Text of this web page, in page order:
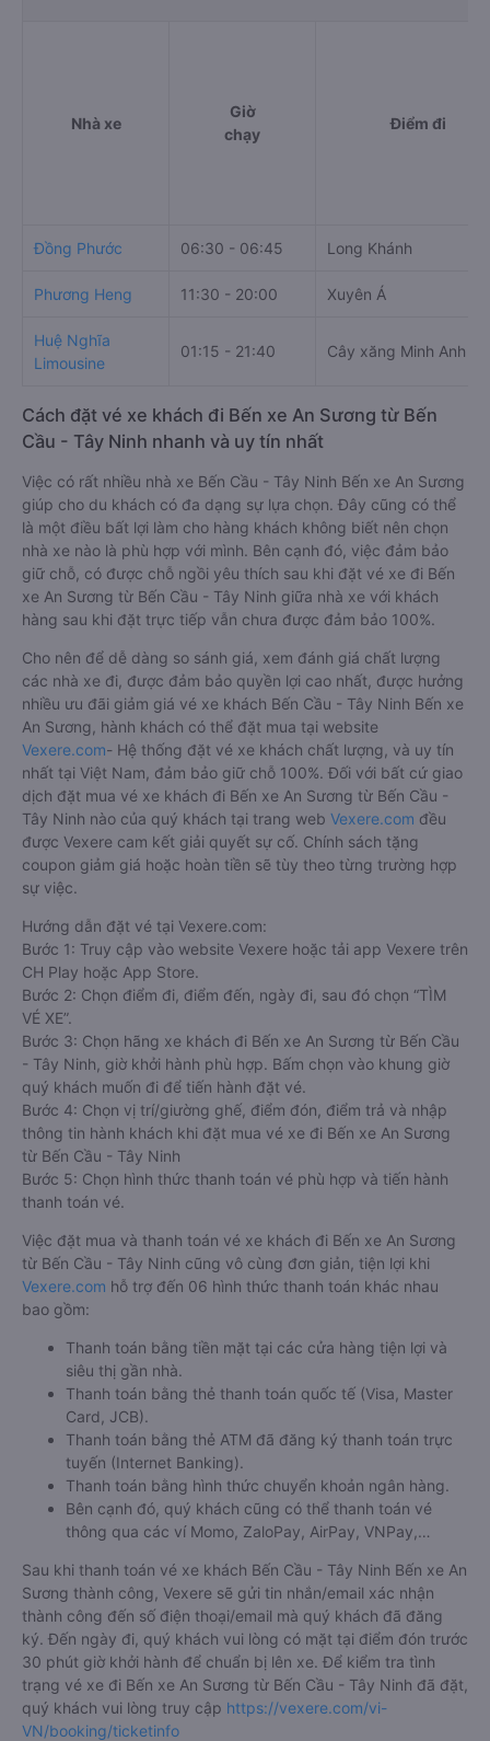
Nhà xe
Giờ
chạy
Điểm đi
Đồng Phước 06:30 - 06:45 Long Khánh
Phương Heng 11:30 - 20:00 Xuyên Á
Huệ Nghĩa
Limousine
01:15 - 21:40 Cây xăng Minh Anh
Cách đặt vé xe khách đi Bến xe An Sương từ Bến
Cầu - Tây Ninh nhanh và uy tín nhất
Việc có rất nhiều nhà xe Bến Cầu - Tây Ninh Bến xe An Sương
giúp cho du khách có đa dạng sự lựa chọn. Đây cũng có thể
là một điều bất lợi làm cho hàng khách không biết nên chọn
nhà xe nào là phù hợp với mình. Bên cạnh đó, việc đảm bảo
giữ chỗ, có được chỗ ngồi yêu thích sau khi đặt vé xe đi Bến
xe An Sương từ Bến Cầu - Tây Ninh giữa nhà xe với khách
hàng sau khi đặt trực tiếp vẫn chưa được đảm bảo 100%.
Cho nên để dễ dàng so sánh giá, xem đánh giá chất lượng
các nhà xe đi, được đảm bảo quyền lợi cao nhất, được hưởng
nhiều ưu đãi giảm giá vé xe khách Bến Cầu - Tây Ninh Bến xe
An Sương, hành khách có thể đặt mua tại website
Vexere.com- Hệ thống đặt vé xe khách chất lượng, và uy tín
nhất tại Việt Nam, đảm bảo giữ chỗ 100%. Đối với bất cứ giao
dịch đặt mua vé xe khách đi Bến xe An Sương từ Bến Cầu -
Tây Ninh nào của quý khách tại trang web Vexere.com đều
được Vexere cam kết giải quyết sự cố. Chính sách tặng
coupon giảm giá hoặc hoàn tiền sẽ tùy theo từng trường hợp
sự việc.
Hướng dẫn đặt vé tại Vexere.com:
Bước 1: Truy cập vào website Vexere hoặc tải app Vexere trên
CH Play hoặc App Store.
Bước 2: Chọn điểm đi, điểm đến, ngày đi, sau đó chọn “TÌM
VÉ XE”.
Bước 3: Chọn hãng xe khách đi Bến xe An Sương từ Bến Cầu
- Tây Ninh, giờ khởi hành phù hợp. Bấm chọn vào khung giờ
quý khách muốn đi để tiến hành đặt vé.
Bước 4: Chọn vị trí/giường ghế, điểm đón, điểm trả và nhập
thông tin hành khách khi đặt mua vé xe đi Bến xe An Sương
từ Bến Cầu - Tây Ninh
Bước 5: Chọn hình thức thanh toán vé phù hợp và tiến hành
thanh toán vé.
Việc đặt mua và thanh toán vé xe khách đi Bến xe An Sương
từ Bến Cầu - Tây Ninh cũng vô cùng đơn giản, tiện lợi khi
Vexere.com hỗ trợ đến 06 hình thức thanh toán khác nhau
bao gồm:
Thanh toán bằng tiền mặt tại các cửa hàng tiện lợi và
siêu thị gần nhà.
Thanh toán bằng thẻ thanh toán quốc tế (Visa, Master
Card, JCB).
Thanh toán bằng thẻ ATM đã đăng ký thanh toán trực
tuyến (Internet Banking).
Thanh toán bằng hình thức chuyển khoản ngân hàng.
Bên cạnh đó, quý khách cũng có thể thanh toán vé
thông qua các ví Momo, ZaloPay, AirPay, VNPay,…
Sau khi thanh toán vé xe khách Bến Cầu - Tây Ninh Bến xe An
Sương thành công, Vexere sẽ gửi tin nhắn/email xác nhận
thành công đến số điện thoại/email mà quý khách đã đăng
ký. Đến ngày đi, quý khách vui lòng có mặt tại điểm đón trước
30 phút giờ khởi hành để chuẩn bị lên xe. Để kiểm tra tình
trạng vé xe đi Bến xe An Sương từ Bến Cầu - Tây Ninh đã đặt,
quý khách vui lòng truy cập https://vexere.com/vi-
VN/booking/ticketinfo